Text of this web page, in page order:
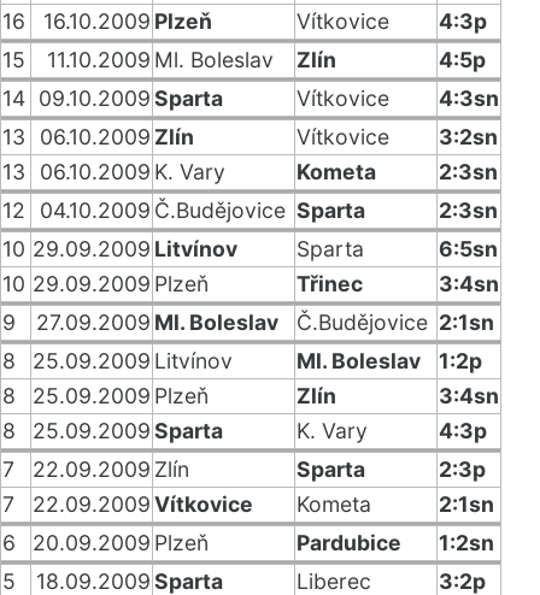
16
16.10.2009 Plzeň Vítkovice
4:3p
15
11.10.2009 Ml. Boleslav Zlín
4:5p
14 09.10.2009Sparta Vítkovice
4:3sn
13
06.10.2009 Zlín Vítkovice
3:2sn
13
06.10.2009 K. Vary Kometa
2:3sn
12
04.10.2009 Č.Budějovice Sparta
2:3sn
10 29.09.2009 Litvínov Sparta
6:5sn
10 29.09.2009 Plzeň Třinec
3:4sn
9
27.09.2009 Ml. Boleslav Č.Budějovice 2:1sn
8
25.09.2009 Litvínov Ml. Boleslav
1:2p
8
25.09.2009 Plzeň Zlín
3:4sn
8
25.09.2009Sparta K. Vary
4:3p
7
22.09.2009 Zlín Sparta
2:3p
7
22.09.2009Vítkovice Kometa
2:1sn
6
20.09.2009 Plzeň Pardubice
1:2sn
5
18.09.2009Sparta Liberec
3:2p